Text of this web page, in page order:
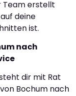
Team erstellt
deine
ist.
nach
dir mit Rat
Bochum nach